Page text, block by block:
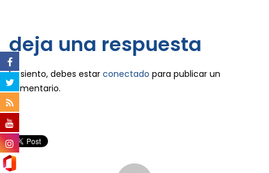
deja una respuesta
Lo siento, debes estar conectado para publicar un
comentario.